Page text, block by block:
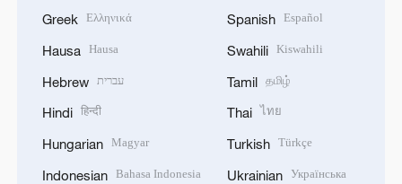
Greek Ελληνικά
Hausa Hausa
Hebrew עברית
Hindi हिन्दी
Hungarian Magyar
Indonesian Bahasa Indonesia
Spanish Español
Swahili Kiswahili
Tamil தமிழ்
Thai ไทย
Turkish Türkçe
Ukrainian Українська